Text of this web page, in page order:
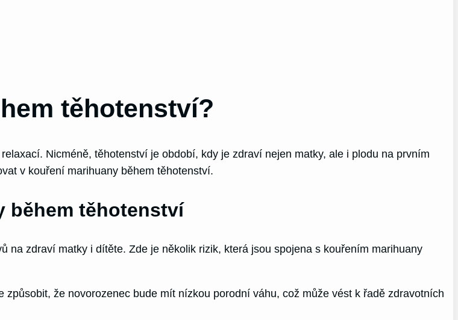
těhotenství?
Nicméně, těhotenství je období, kdy je zdraví nejen matky, ale i plodu na prvním
v kouření marihuany během těhotenství.
během těhotenství
na zdraví matky i dítěte. Zde je několik rizik, která jsou spojena s kouřením marihuany
že novorozenec bude mít nízkou porodní váhu, což může vést k řadě zdravotních